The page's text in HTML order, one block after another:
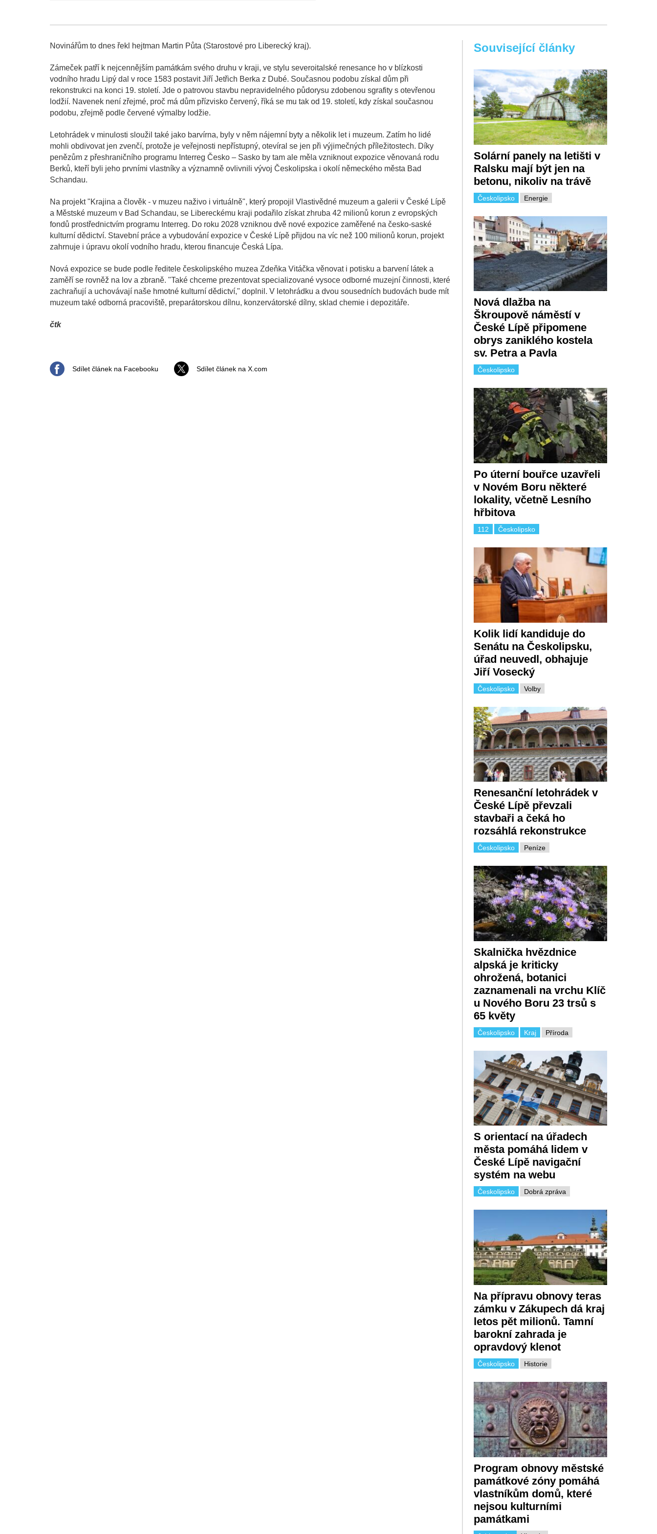
Novinářům to dnes řekl hejtman Martin Půta (Starostové pro Liberecký kraj).
Zámeček patří k nejcennějším památkám svého druhu v kraji, ve stylu severoitalské renesance ho v blízkosti
vodního hradu Lipý dal v roce 1583 postavit Jiří Jetřich Berka z Dubé. Současnou podobu získal dům při
rekonstrukci na konci 19. století. Jde o patrovou stavbu nepravidelného půdorysu zdobenou sgrafity s otevřenou
lodžií. Navenek není zřejmé, proč má dům přízvisko červený, říká se mu tak od 19. století, kdy získal současnou
podobu, zřejmě podle červené výmalby lodžie.
Letohrádek v minulosti sloužil také jako barvírna, byly v něm nájemní byty a několik let i muzeum. Zatím ho lidé
mohli obdivovat jen zvenčí, protože je veřejnosti nepřístupný, otevíral se jen při výjimečných příležitostech. Díky
penězům z přeshraničního programu Interreg Česko – Sasko by tam ale měla vzniknout expozice věnovaná rodu
Berků, kteří byli jeho prvními vlastníky a významně ovlivnili vývoj Českolipska i okolí německého města Bad
Schandau.
Na projekt "Krajina a člověk - v muzeu naživo i virtuálně", který propojil Vlastivědné muzeum a galerii v České Lípě
a Městské muzeum v Bad Schandau, se Libereckému kraji podařilo získat zhruba 42 milionů korun z evropských
fondů prostřednictvím programu Interreg. Do roku 2028 vzniknou dvě nové expozice zaměřené na česko-saské
kulturní dědictví. Stavební práce a vybudování expozice v České Lípě přijdou na víc než 100 milionů korun, projekt
zahrnuje i úpravu okolí vodního hradu, kterou financuje Česká Lípa.
Nová expozice se bude podle ředitele českolipského muzea Zdeňka Vitáčka věnovat i potisku a barvení látek a
zaměří se rovněž na lov a zbraně. "Také chceme prezentovat specializované vysoce odborné muzejní činnosti, které
zachraňují a uchovávají naše hmotné kulturní dědictví," doplnil. V letohrádku a dvou sousedních budovách bude mít
muzeum také odborná pracoviště, preparátorskou dílnu, konzervátorské dílny, sklad chemie i depozitáře.
čtk
Sdílet článek na Facebooku Sdílet článek na X.com
Související články
Solární panely na letišti v
Ralsku mají být jen na
betonu, nikoliv na trávě
Českolipsko Energie
Nová dlažba na
Škroupově náměstí v
České Lípě připomene
obrys zaniklého kostela
sv. Petra a Pavla
Českolipsko
Po úterní bouřce uzavřeli
v Novém Boru některé
lokality, včetně Lesního
hřbitova
112 Českolipsko
Kolik lidí kandiduje do
Senátu na Českolipsku,
úřad neuvedl, obhajuje
Jiří Vosecký
Českolipsko Volby
Renesanční letohrádek v
České Lípě převzali
stavbaři a čeká ho
rozsáhlá rekonstrukce
Českolipsko Peníze
Skalnička hvězdnice
alpská je kriticky
ohrožená, botanici
zaznamenali na vrchu Klíč
u Nového Boru 23 trsů s
65 květy
Českolipsko Kraj Příroda
S orientací na úřadech
města pomáhá lidem v
České Lípě navigační
systém na webu
Českolipsko Dobrá zpráva
Na přípravu obnovy teras
zámku v Zákupech dá kraj
letos pět milionů. Tamní
barokní zahrada je
opravdový klenot
Českolipsko Historie
Program obnovy městské
památkové zóny pomáhá
vlastníkům domů, které
nejsou kulturními
památkami